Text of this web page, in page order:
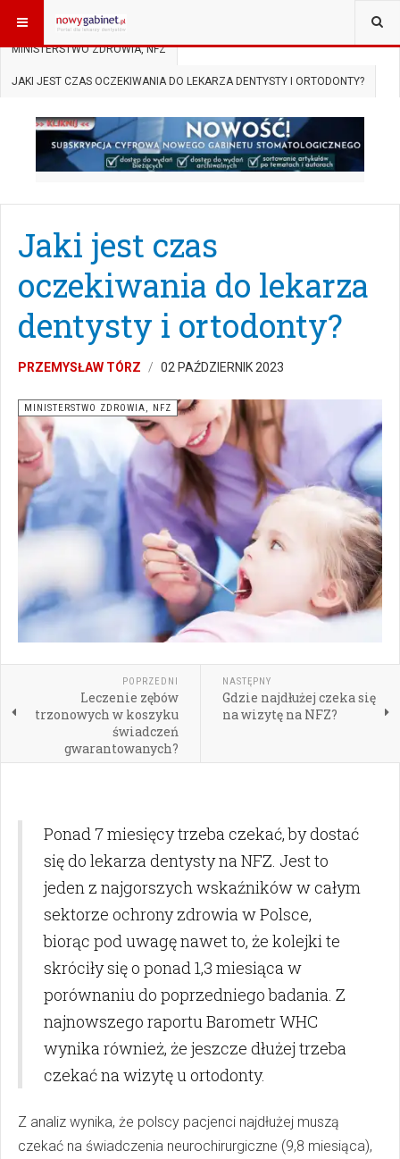
JESTEŚ TUTAJ: START
MINISTERSTWO ZDROWIA, NFZ
JAKI JEST CZAS OCZEKIWANIA DO LEKARZA DENTYSTY I ORTODONTY?
Jaki jest czas
oczekiwania do lekarza
dentysty i ortodonty?
PRZEMYSŁAW TÓRZ 02 PAŹDZIERNIK 2023
MINISTERSTWO ZDROWIA, NFZ
POPRZEDNI
Leczenie zębów
trzonowych w koszyku
świadczeń
gwarantowanych?
NASTĘPNY
Gdzie najdłużej czeka się
na wizytę na NFZ?
Ponad 7 miesięcy trzeba czekać, by dostać
się do lekarza dentysty na NFZ. Jest to
jeden z najgorszych wskaźników w całym
sektorze ochrony zdrowia w Polsce,
biorąc pod uwagę nawet to, że kolejki te
skróciły się o ponad 1,3 miesiąca w
porównaniu do poprzedniego badania. Z
najnowszego raportu Barometr WHC
wynika również, że jeszcze dłużej trzeba
czekać na wizytę u ortodonty.
Z analiz wynika, że polscy pacjenci najdłużej muszą
czekać na świadczenia neurochirurgiczne (9,8 miesiąca),